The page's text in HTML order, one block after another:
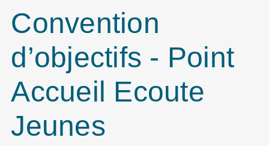
Convention
d’objectifs - Point
Accueil Ecoute
Jeunes